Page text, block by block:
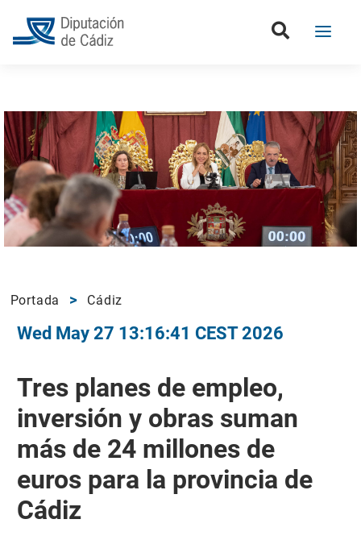
Portada Cádiz
Wed May 27 13:16:41 CEST 2026
Tres planes de empleo,
inversión y obras suman
más de 24 millones de
euros para la provincia de
Cádiz